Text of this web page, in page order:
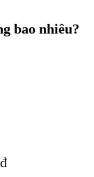
bao nhiêu?